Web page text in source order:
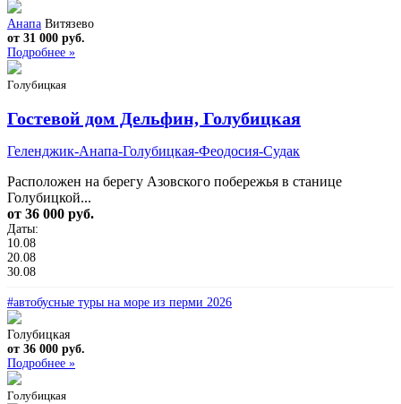
Анапа Витязево
от 31 000 руб.
Подробнее »
Голубицкая
Гостевой дом Дельфин, Голубицкая
Геленджик-Анапа-Голубицкая-Феодосия-Судак
Расположен на берегу Азовского побережья в станице
Голубицкой...
от 36 000 руб.
Даты:
10.08
20.08
30.08
#автобусные туры на море из перми 2026
Голубицкая
от 36 000 руб.
Подробнее »
Голубицкая